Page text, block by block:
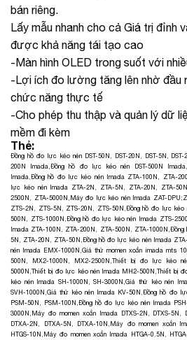
bán riêng.
Lấy mẫu nhanh cho cả Giá trị đỉnh
được khả năng tái tạo cao
-Màn hình OLED trong suốt với
-Lợi ích đo lường tăng lên nhờ đầu
chức năng thực tế
-Cho phép thu thập và quản lý dữ
mềm đi kèm
Thẻ:
Đồng hồ đo lực kéo nén DST-50N, DST-20N, DST-5N, DST-
200N Imada,Đồng hồ đo lực kéo nén DST-500N Imada,
Imada,Đồng hồ đo lực kéo nén Imada ZTA-100N, ZTA-
lực kéo nén Imada ZTA-2N, ZTA-5N, ZTA-20N, ZTA-50N
2500N, ZTA-5000N,Máy đo lực kéo nén Imada ZAT-
ZTS-2N, ZTS-5N, ZTS-20N, ZTS-50N,Đồng hồ đo lực kéo
500N, ZTS-1000N,Đồng hồ đo lực kéo nén Imada ZTS-
Imada ZTA-100N, ZTA-200N, ZTA-500N, ZTA-1000N,Đồng
5N, ZTA-20N, ZTA-50N,Đồng hồ đo lực kéo nén Imada
nén Imada EMX-1000N,Giá thử momen xoắn imada mts
500N, MX2-1000N, MX2-2500N,Thiết bị đo lực kéo
5000N,Thiết bị đo lực kéo nén Imada MH2-500N,Thiết bị
kéo nén Imada SH-1000N, SH-3000N,Giá thử kéo nén
SVH-1000N,Giá thử kéo nén Imada KV-50N,Đồng hồ đo
PSM-50N, PSM-100N,Đồng hồ đo lực kéo nén Imada
3000N,Máy đo momen xoắn Imada DTXS-2N, DTXS-5N,
DTXA-2N, DTXA-5N, DTXA-10N,Máy đo momen xoắn
HTGS-10N,Máy đo momen xoắn Imada HTGA-0.5N,